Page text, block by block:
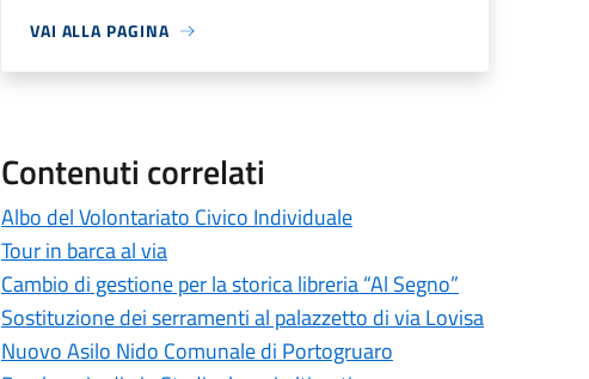
VAI ALLA PAGINA
Contenuti correlati
Albo del Volontariato Civico Individuale
Tour in barca al via
Cambio di gestione per la storica libreria “Al Segno”
Sostituzione dei serramenti al palazzetto di via Lovisa
Nuovo Asilo Nido Comunale di Portogruaro